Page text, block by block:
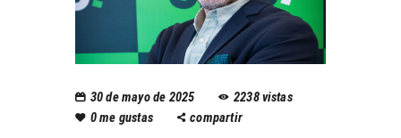
30 de mayo de 2025 2238vistas
0me gustas compartir